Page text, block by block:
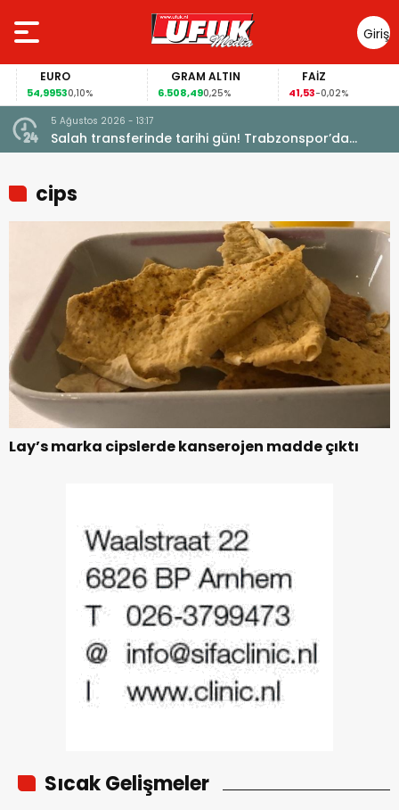
Giriş
Yap
EURO
54,99530,10%
GRAM ALTIN
6.508,490,25%
FAİZ
41,53-0,02%
5 Ağustos 2026 - 13:17
Salah transferinde tarihi gün! Trabzonspor’da
büyük heyecan
cips
Lay’s marka cipslerde kanserojen madde çıktı
Sıcak Gelişmeler